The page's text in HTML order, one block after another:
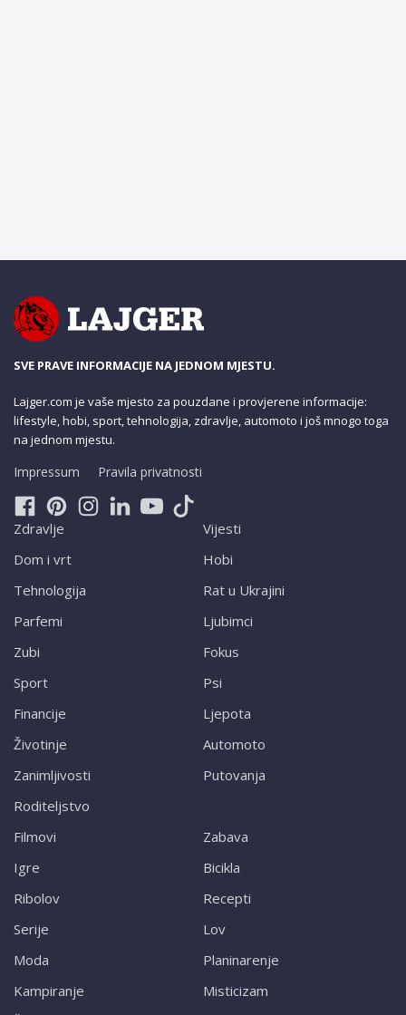
SVE PRAVE INFORMACIJE NA JEDNOM MJESTU.
Lajger.com je vaše mjesto za pouzdane i provjerene informacije:
lifestyle, hobi, sport, tehnologija, zdravlje, automoto i još mnogo toga
na jednom mjestu.
Impressum Pravila privatnosti
Zdravlje
Dom i vrt
Tehnologija
Parfemi
Zubi
Sport
Financije
Životinje
Zanimljivosti
Roditeljstvo
Vijesti
Hobi
Rat u Ukrajini
Ljubimci
Fokus
Psi
Ljepota
Automoto
Putovanja
Filmovi
Igre
Ribolov
Serije
Moda
Kampiranje
Zabava
Bicikla
Recepti
Lov
Planinarenje
Misticizam